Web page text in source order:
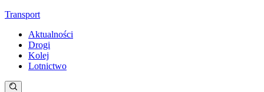
Transport
Aktualności
Drogi
Kolej
Lotnictwo